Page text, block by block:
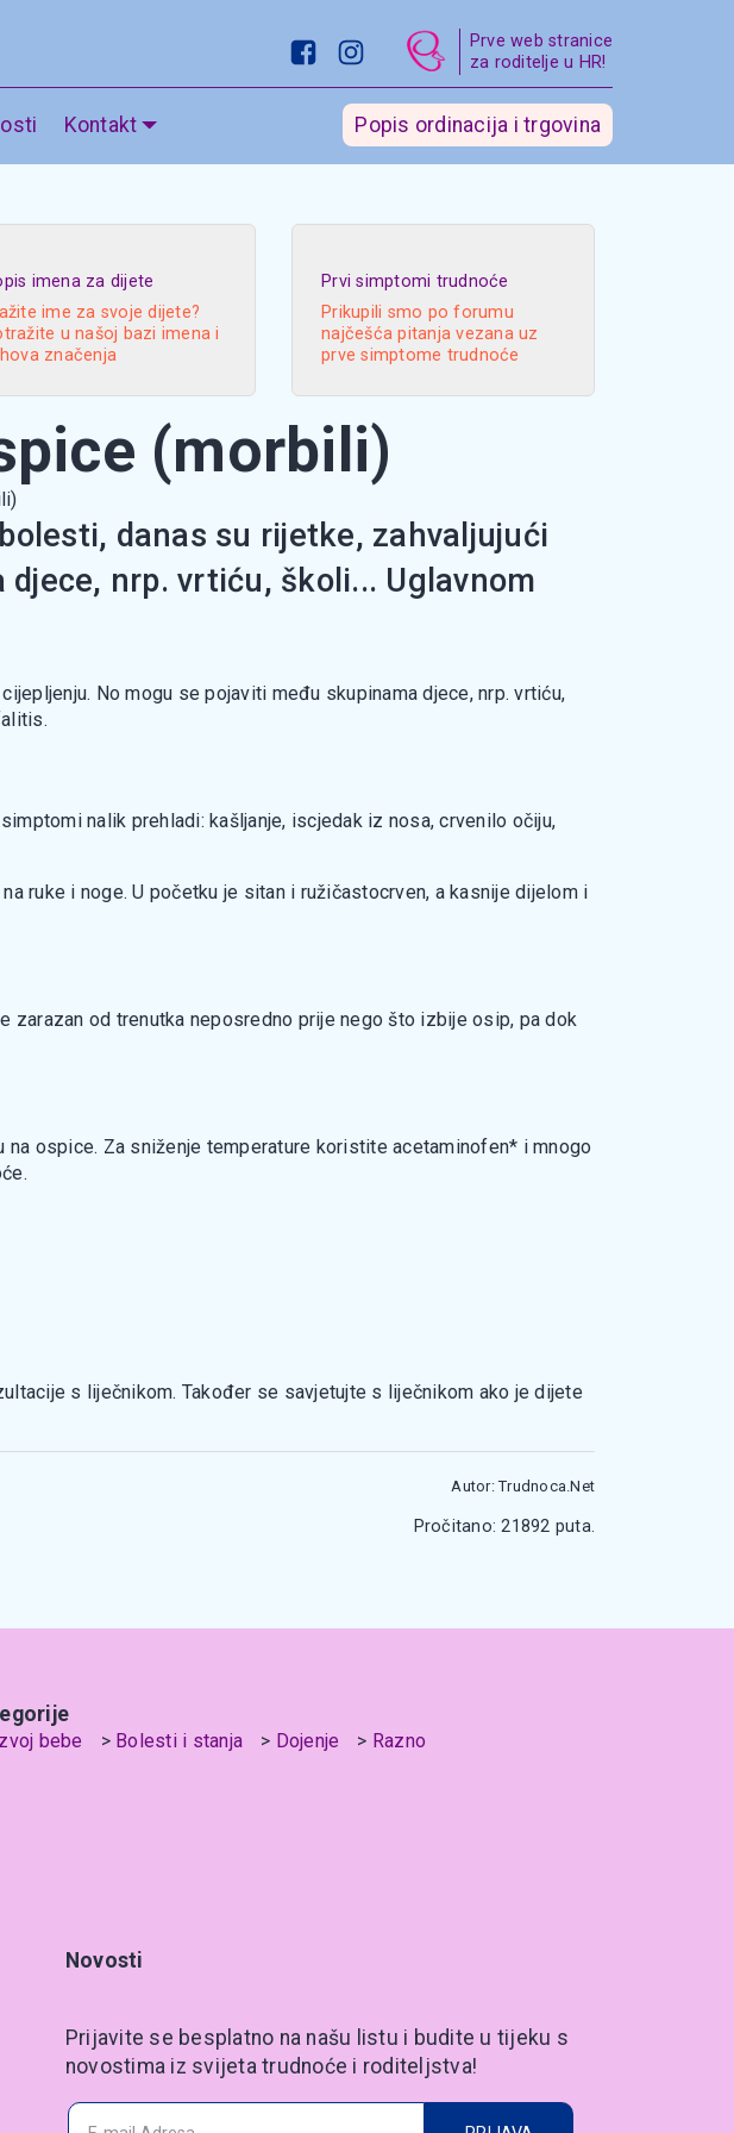
Prve web stranice
za roditelje u HR!
Kontakt Popis ordinacija i trgovina
imena za dijete
ime za svoje dijete?
u našoj bazi imena i
značenja
Prvi simptomi trudnoće
Prikupili smo po forumu
najčešća pitanja vezana uz
prve simptome trudnoće
(morbili)
danas su rijetke, zahvaljujući
nrp. vrtiću, školi... Uglavnom
No mogu se pojaviti među skupinama djece, nrp. vrtiću,
nalik prehladi: kašljanje, iscjedak iz nosa, crvenilo očiju,
ruke i noge. U početku je sitan i ružičastocrven, a kasnije dijelom i
zarazan od trenutka neposredno prije nego što izbije osip, pa dok
ospice. Za sniženje temperature koristite acetaminofen* i mnogo
s liječnikom. Također se savjetujte s liječnikom ako je dijete
Autor: Trudnoca.Net
Pročitano: 21892 puta.
bebe Bolesti i stanja Dojenje Razno
Novosti
Prijavite se besplatno na našu listu i budite u tijeku s
novostima iz svijeta trudnoće i roditeljstva!